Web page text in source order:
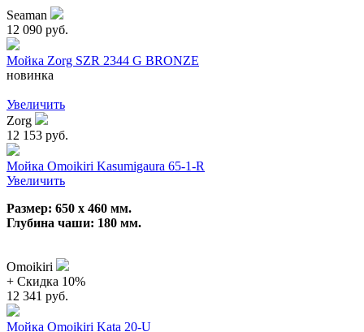
Seaman
12 090 руб.
Мойка Zorg SZR 2344 G BRONZE
новинка
Увеличить
Zorg
12 153 руб.
Мойка Omoikiri Kasumigaura 65-1-R
Увеличить
Размер: 650 х 460 мм.
Глубина чаши: 180 мм.
Omoikiri
+ Cкидка 10%
12 341 руб.
Мойка Omoikiri Kata 20-U